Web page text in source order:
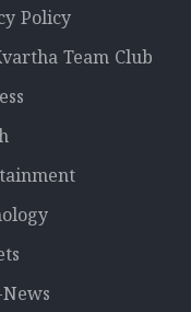
Policy
Team Club